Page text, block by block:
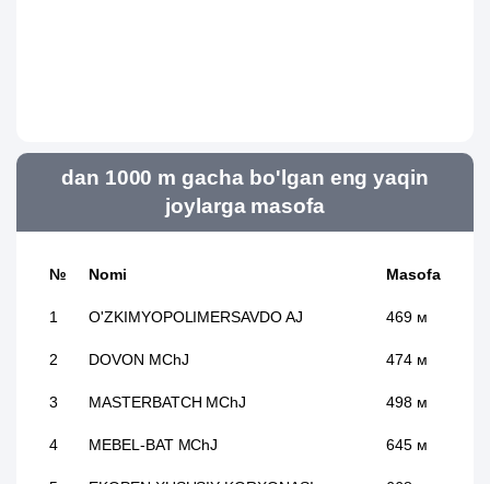
dan 1000 m gacha bo'lgan eng yaqin
joylarga masofa
№ Nomi Masofa
1 O'ZKIMYOPOLIMERSAVDO AJ 469 м
2 DOVON MChJ 474 м
3 MASTERBATCH MChJ 498 м
4 MEBEL-BAT MChJ 645 м